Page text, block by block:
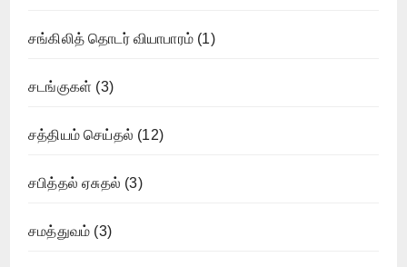
சங்கிலித் தொடர் வியாபாரம் (1)
சடங்குகள் (3)
சத்தியம் செய்தல் (12)
சபித்தல் ஏசுதல் (3)
சமத்துவம் (3)